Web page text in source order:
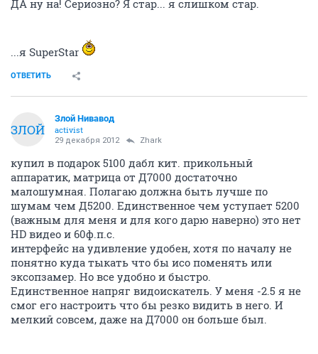
ДА ну на! Сериозно? Я стар... я слишком стар.
...я SuperStar
ОТВЕТИТЬ
ЗЛОЙ
Злой Нивавод
activist
29 декабря 2012 Zhark
купил в подарок 5100 дабл кит. прикольный
аппаратик, матрица от Д7000 достаточно
малошумная. Полагаю должна быть лучше по
шумам чем Д5200. Единственное чем уступает 5200
(важным для меня и для кого дарю наверно) это нет
HD видео и 60ф.п.с.
интерфейс на удивление удобен, хотя по началу не
понятно куда тыкать что бы исо поменять или
эксопзамер. Но все удобно и быстро.
Единственное напряг видоискатель. У меня -2.5 я не
смог его настроить что бы резко видить в него. И
мелкий совсем, даже на Д7000 он больше был.